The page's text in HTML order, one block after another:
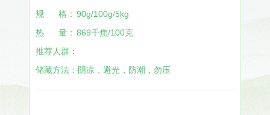
规 格： 90g/100g/5kg
热
量： 869千焦/100克
推荐人群：
储藏方法： 阴凉，避光，防潮，勿压